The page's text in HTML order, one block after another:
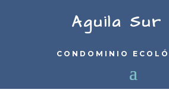
Aguila Sur
CONDOMINIO